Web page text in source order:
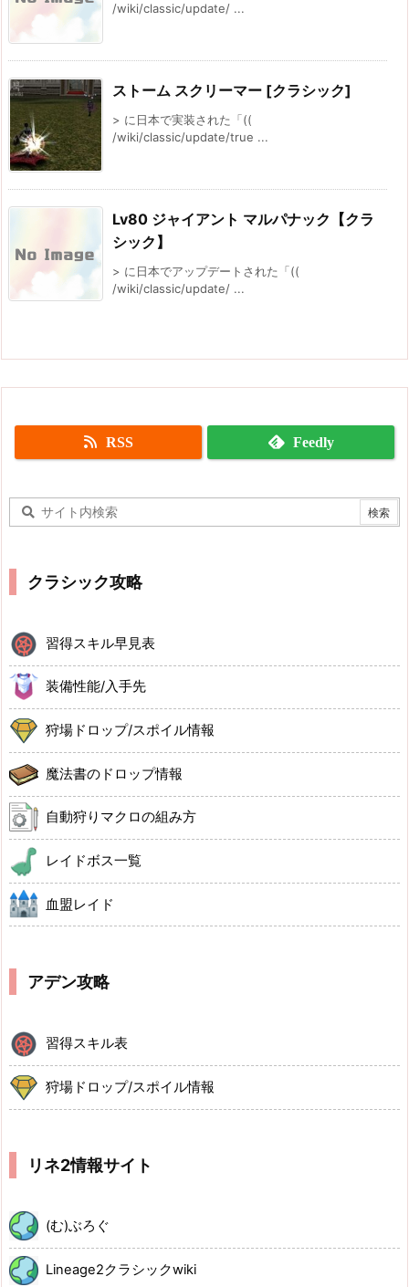
/wiki/classic/update/ ...
ストーム スクリーマー [クラシック]
> に日本で実装された「((
/wiki/classic/update/true ...
Lv80 ジャイアント マルパナック【クラ
シック】
> に日本でアップデートされた「((
/wiki/classic/update/ ...
RSS Feedly
クラシック攻略
習得スキル早見表
装備性能/入手先
狩場ドロップ/スポイル情報
魔法書のドロップ情報
自動狩りマクロの組み方
レイドボス一覧
血盟レイド
アデン攻略
習得スキル表
狩場ドロップ/スポイル情報
リネ2情報サイト
(む)ぶろぐ
Lineage2クラシックwiki